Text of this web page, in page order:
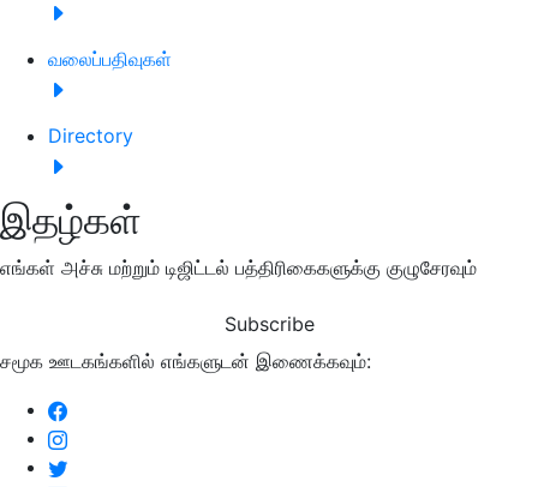
வலைப்பதிவுகள்
Directory
இதழ்கள்
எங்கள் அச்சு மற்றும் டிஜிட்டல் பத்திரிகைகளுக்கு குழுசேரவும்
Subscribe
சமூக ஊடகங்களில் எங்களுடன் இணைக்கவும்: